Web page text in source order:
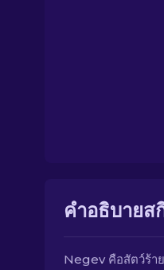
คำอธิบายส
Negev คือสัตว์ร้า